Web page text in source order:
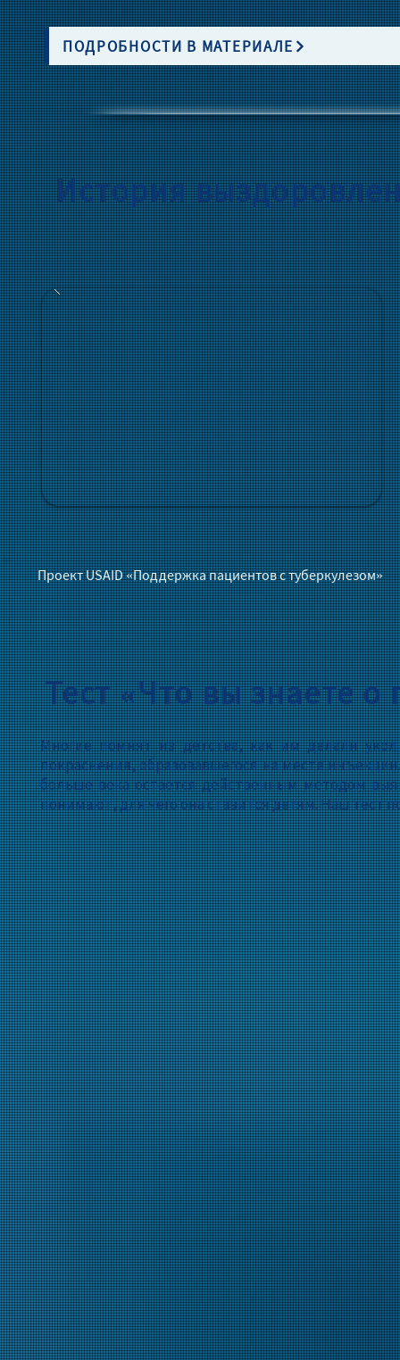
ПОДРОБНОСТИ В МАТЕРИАЛЕ
История
Проект USAID «Поддержка пациентов с туберкулезом»
Тест «Что вы знаете
Многие помнят из детства, как им делали
покраснения, образовавшегося на месте
больше века остается действенным методом
понимают, для чего она ставится детям. Наш тест